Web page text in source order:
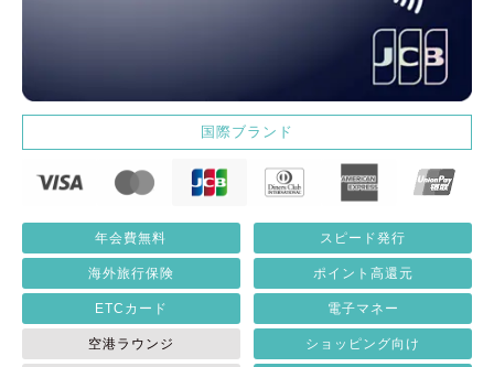
国際ブランド
年会費無料 スピード発行
海外旅行保険 ポイント高還元
ETCカード 電子マネー
空港ラウンジ ショッピング向け